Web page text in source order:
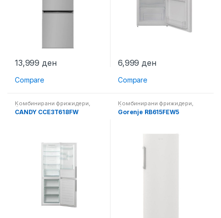
13,999ден
Compare
6,999ден
Compare
Комбинирани фрижидери
Фрижидери
CANDY CCE3T618FW
Комбинирани фрижидери
Фрижидери
Gorenje RB615FEW5